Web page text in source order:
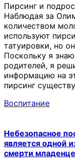
Пирсинг и
Наблюдая за
количеством
используют
татуировки, но
Поскольку я
родителей, я
информацию на
пирсинг
Воспитание
Небезопасное
является одной
смерти